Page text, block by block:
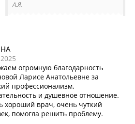
А.Я.
огромную благодарность
Ларисе Анатольевне за
профессионализм,
и душевное отношение.
хороший врач, очень чуткий
помогла решить проблему.